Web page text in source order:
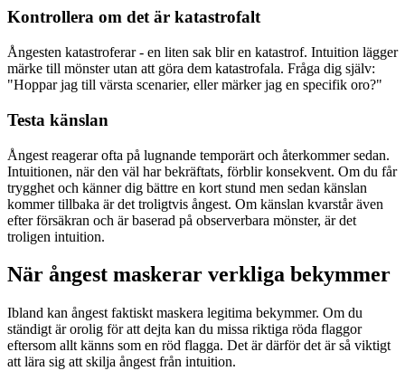
Kontrollera om det är katastrofalt
Ångesten katastroferar - en liten sak blir en katastrof. Intuition lägger
märke till mönster utan att göra dem katastrofala. Fråga dig själv:
"Hoppar jag till värsta scenarier, eller märker jag en specifik oro?"
Testa känslan
Ångest reagerar ofta på lugnande temporärt och återkommer sedan.
Intuitionen, när den väl har bekräftats, förblir konsekvent. Om du får
trygghet och känner dig bättre en kort stund men sedan känslan
kommer tillbaka är det troligtvis ångest. Om känslan kvarstår även
efter försäkran och är baserad på observerbara mönster, är det
troligen intuition.
När ångest maskerar verkliga bekymmer
Ibland kan ångest faktiskt maskera legitima bekymmer. Om du
ständigt är orolig för att dejta kan du missa riktiga röda flaggor
eftersom allt känns som en röd flagga. Det är därför det är så viktigt
att lära sig att skilja ångest från intuition.